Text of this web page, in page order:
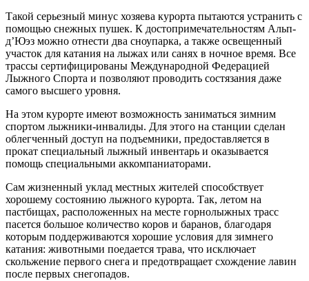
Такой серьезный минус хозяева курорта пытаются устранить с
помощью снежных пушек. К достопримечательностям Альп-
д’Юэз можно отнести два сноупарка, а также освещенный
участок для катания на лыжах или санях в ночное время. Все
трассы сертифицированы Международной Федерацией
Лыжного Спорта и позволяют проводить состязания даже
самого высшего уровня.
На этом курорте имеют возможность заниматься зимним
спортом лыжники-инвалиды. Для этого на станции сделан
облегченный доступ на подъемники, предоставляется в
прокат специальный лыжный инвентарь и оказывается
помощь специальными аккомпаниаторами.
Сам жизненный уклад местных жителей способствует
хорошему состоянию лыжного курорта. Так, летом на
пастбищах, расположенных на месте горнолыжных трасс
пасется большое количество коров и баранов, благодаря
которым поддерживаются хорошие условия для зимнего
катания: животными поедается трава, что исключает
скольжение первого снега и предотвращает схождение лавин
после первых снегопадов.